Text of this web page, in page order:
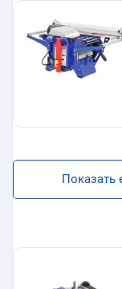
Показать